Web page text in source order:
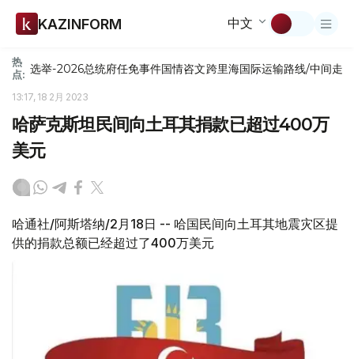
KAZINFORM 中文
热
点: 选举-2026总统府任免事件国情咨文跨里海国际运输路线/中间走廊
13:17, 18 2月 2023
哈萨克斯坦民间向土耳其捐款已超过400万
美元
哈通社/阿斯塔纳/2月18日 -- 哈国民间向土耳其地震灾区提
供的捐款总额已经超过了400万美元